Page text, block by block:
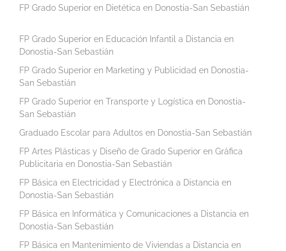
FP Grado Superior en Dietética en Donostia-San Sebastián
FP Grado Superior en Educación Infantil a Distancia en
Donostia-San Sebastián
FP Grado Superior en Marketing y Publicidad en Donostia-
San Sebastián
FP Grado Superior en Transporte y Logística en Donostia-
San Sebastián
Graduado Escolar para Adultos en Donostia-San Sebastián
FP Artes Plásticas y Diseño de Grado Superior en Gráfica
Publicitaria en Donostia-San Sebastián
FP Básica en Electricidad y Electrónica a Distancia en
Donostia-San Sebastián
FP Básica en Informática y Comunicaciones a Distancia en
Donostia-San Sebastián
FP Básica en Mantenimiento de Viviendas a Distancia en